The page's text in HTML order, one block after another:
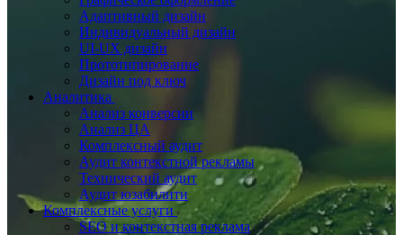
Адаптивный дизайн
Индивидуальный дизайн
UI‑UX дизайн
Прототипирование
Дизайн под ключ
Аналитика
Анализ конверсии
Анализ ЦА
Комплексный аудит
Аудит контекстной рекламы
Технический аудит
Аудит юзабилити
Комплексные услуги
SEO и контекстная реклама